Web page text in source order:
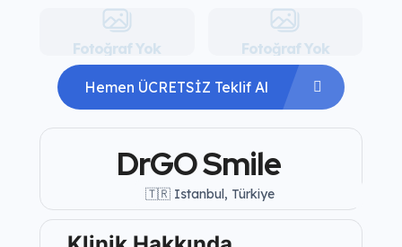
Fotoğraf Yok Fotoğraf Yok
Hemen ÜCRETSİZ Teklif Al
DrGO Smile
🇹🇷 Istanbul, Türkiye